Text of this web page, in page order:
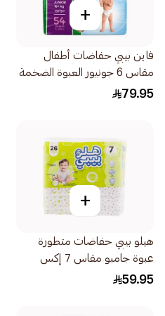
+
فاين بيبي حفاضات أطفال
مقاس 6 جونيور العبوة الضخمة
54قطعة
79.95
+
هيلو بيبي حفاضات متطورة
عبوة جامبو مقاس 7 إكس
59.95